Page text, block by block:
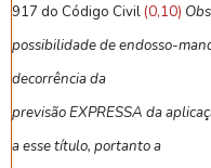
917 do Código Civil(0,10)
possibilidade de endosso-
decorrência da
previsão EXPRESSA da
a esse título, portanto a